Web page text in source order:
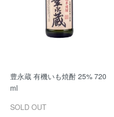
豊永蔵 有機いも焼酎 25% 720
ml
SOLD OUT